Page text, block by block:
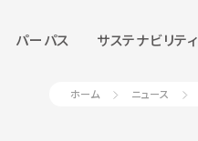
パーパス サステナビリティ
ホーム ニュース